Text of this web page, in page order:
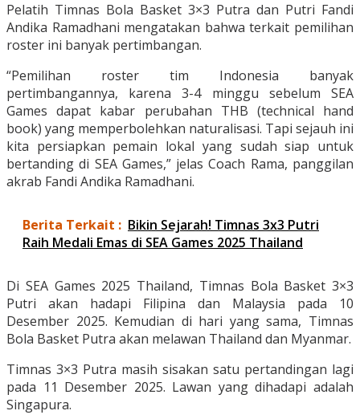
Pelatih Timnas Bola Basket 3×3 Putra dan Putri Fandi
Andika Ramadhani mengatakan bahwa terkait pemilihan
roster ini banyak pertimbangan.
“Pemilihan roster tim Indonesia banyak
pertimbangannya, karena 3-4 minggu sebelum SEA
Games dapat kabar perubahan THB (technical hand
book) yang memperbolehkan naturalisasi. Tapi sejauh ini
kita persiapkan pemain lokal yang sudah siap untuk
bertanding di SEA Games,” jelas Coach Rama, panggilan
akrab Fandi Andika Ramadhani.
Berita Terkait : Bikin Sejarah! Timnas 3x3 Putri
Raih Medali Emas di SEA Games 2025 Thailand
Di SEA Games 2025 Thailand, Timnas Bola Basket 3×3
Putri akan hadapi Filipina dan Malaysia pada 10
Desember 2025. Kemudian di hari yang sama, Timnas
Bola Basket Putra akan melawan Thailand dan Myanmar.
Timnas 3×3 Putra masih sisakan satu pertandingan lagi
pada 11 Desember 2025. Lawan yang dihadapi adalah
Singapura.